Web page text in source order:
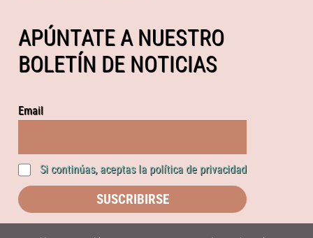
APÚNTATE A NUESTRO
BOLETÍN DE NOTICIAS
Email
Si continúas, aceptas la política de privacidad